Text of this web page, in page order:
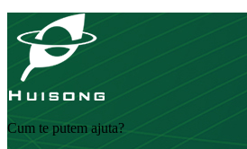
Cum te putem ajuta?